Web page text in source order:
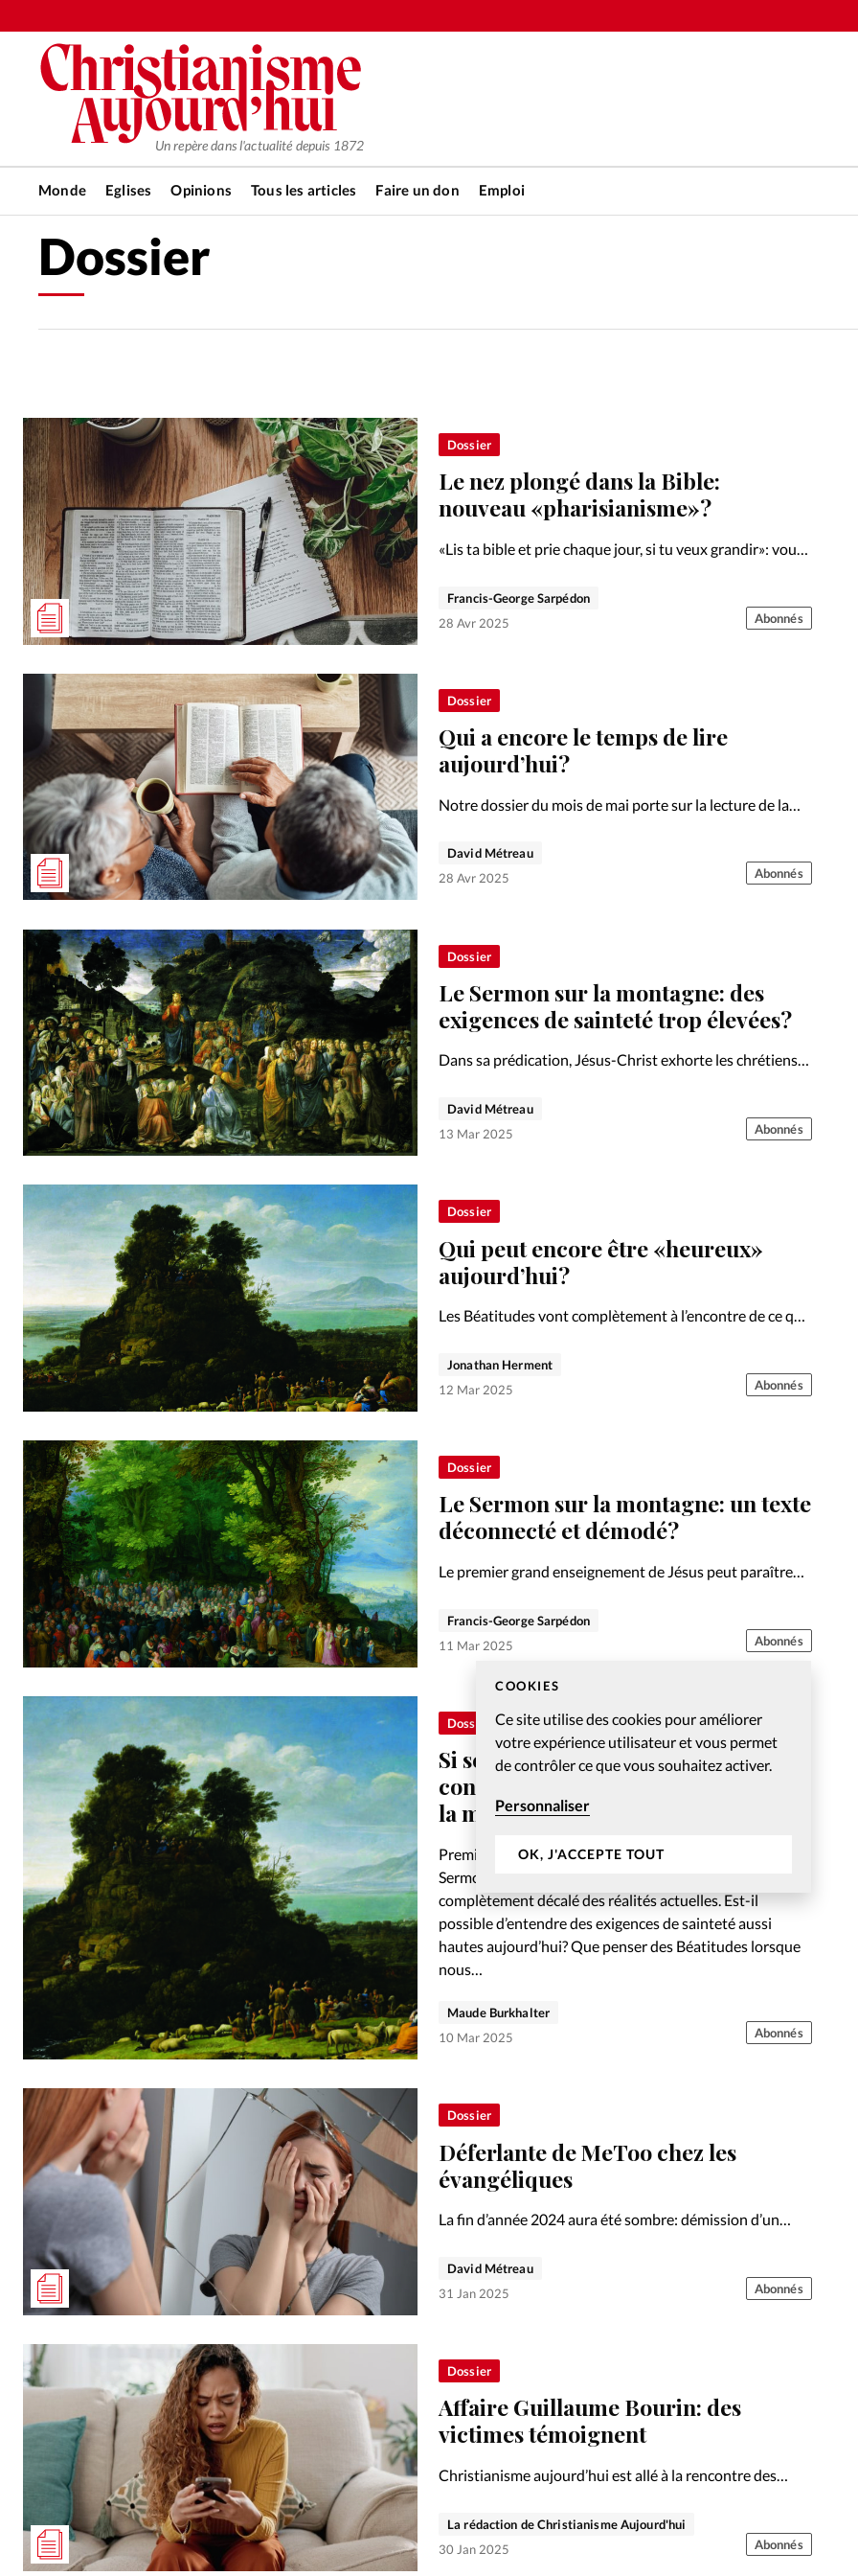
COOKIES
Ce site utilise des cookies pour améliorer
votre expérience utilisateur et vous permet
de contrôler ce que vous souhaitez activer.
Personnaliser
OK, J'ACCEPTE TOUT
Un repère dans l'actualité depuis 1872
Monde Eglises Opinions Tous les articles Faire un don Emploi
RUBRIQUES
Culture
Dossier Eglises
Foi
Génération réveil
Monde
Opinions
Publireportage
Relations Aujourd'hui
Société
Tour du monde des Eglises
Trait d'Ixène
Vécu Vie Intérieure
Les
Dossier
Dossier
Le nez plongé dans la Bible:
nouveau «pharisianisme»?
«Lis ta bible et prie chaque jour, si tu veux grandir»: vous
souvenirs, mais est-ce qu’elle prône une rigidité?
Francis-George Sarpédon
28 Avr 2025
Abonnés
Dossier
Qui a encore le temps de lire
aujourd’hui?
Notre dossier du mois de mai porte sur la lecture de la
la lire? Comment l'IA impactera-t-elle notre lecture?
David Métreau
28 Avr 2025
Abonnés
Dossier
Le Sermon sur la montagne: des
exigences de sainteté trop élevées?
Dans sa prédication, Jésus-Christ exhorte les chrétiens à
suivre et parfois mal comprise dans ses implications.
David Métreau
13 Mar 2025
Abonnés
Dossier
Qui peut encore être «heureux»
aujourd’hui?
Les Béatitudes vont complètement à l’encontre de ce que
guerre, la paix. Où sont les «heureux»?
Jonathan Herment
12 Mar 2025
Abonnés
Dossier
Le Sermon sur la montagne: un texte
déconnecté et démodé?
Le premier grand enseignement de Jésus peut paraître
texte criant d’actualité.
Francis-George Sarpédon
11 Mar 2025
Abonnés
Dossier
Si seulement il existait un code de
conduite: les enjeux du Sermon sur
la montagne
Premier enseignement «grand public» de Jésus, le
Sermon sur la montagne peut nous paraître
complètement décalé des réalités actuelles. Est-il
possible d’entendre des exigences de sainteté aussi
hautes aujourd’hui? Que penser des Béatitudes lorsque
nous…
Maude Burkhalter
10 Mar 2025
Abonnés
Dossier
Déferlante de MeToo chez les
évangéliques
La fin d’année 2024 aura été sombre: démission d’un
expulsion d’un autre... La parole des abusées et abusés se
libère.
David Métreau
31 Jan 2025
Abonnés
Dossier
Affaire Guillaume Bourin: des
victimes témoignent
Christianisme aujourd’hui est allé à la rencontre des
Témoignages.
La rédaction de Christianisme Aujourd'hui
30 Jan 2025
Abonnés